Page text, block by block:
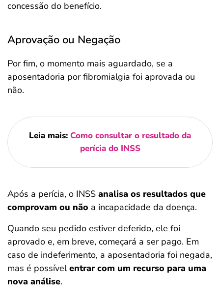
concessão do benefício.
Aprovação ou Negação
Por fim, o momento mais aguardado, se a
aposentadoria por fibromialgia foi aprovada ou
não.
Leia mais: Como consultar o resultado da
perícia do INSS
Após a perícia, o INSS analisa os resultados que
comprovam ou não a incapacidade da doença.
Quando seu pedido estiver deferido, ele foi
aprovado e, em breve, começará a ser pago. Em
caso de indeferimento, a aposentadoria foi negada,
mas é possívelentrar com um recurso para uma
nova análise.